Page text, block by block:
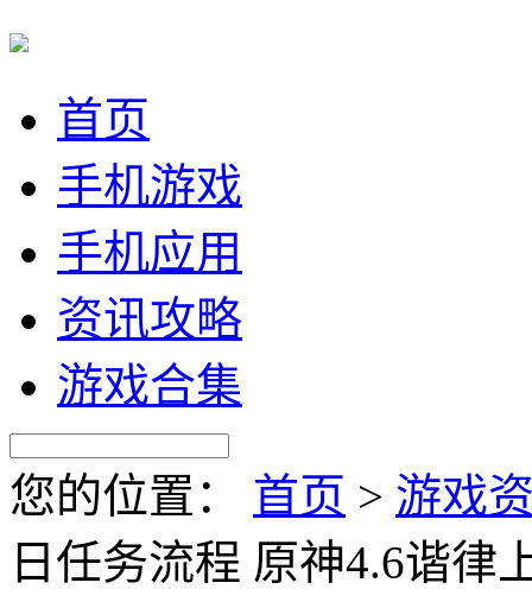
首页
手机游戏
手机应用
资讯攻略
游戏合集
您的位置： 首页 > 游戏
日任务流程 原神4.6谐律